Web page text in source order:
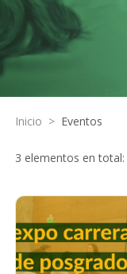
Inicio > Eventos
3 elementos en total: